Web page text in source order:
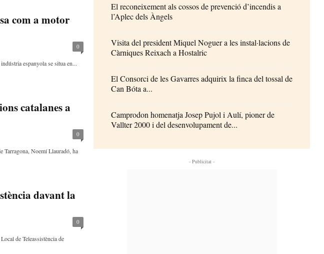
com a motor
0
espanyola se situa en...
catalanes a
0
Tarragona, Noemí Llauradó, ha
davant la
0
de Teleassistència de
El reconeixement als cossos de prevenció d’incendis a
l’Aplec dels Àngels
Visita del president Miquel Noguer a les instal·lacions de
Càrniques Reixach a Hostalric
El Consorci de les Gavarres adquirix la finca del tossal de
Can Bóta a...
Camprodon homenatja Josep Pujol i Aulí, pioner de
Vallter 2000 i del desenvolupament de...
- Publicitat -